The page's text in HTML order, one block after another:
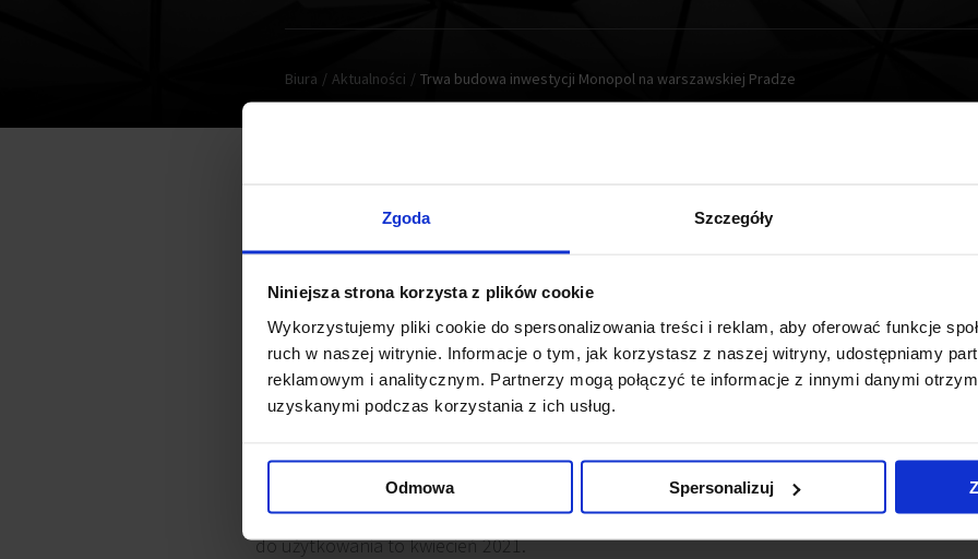
Zgoda Szczegóły
Niniejsza strona korzysta z plików cookie
Wykorzystujemy pliki cookie do spersonalizowania treści i reklam, aby oferować funkcje
ruch w naszej witrynie. Informacje o tym, jak korzystasz z naszej witryny, udostępniamy
reklamowym i analitycznym. Partnerzy mogą połączyć te informacje z innymi danymi
uzyskanymi podczas korzystania z ich usług.
Odmowa Spersonalizuj
Biura Aktualności Trwa budowa inwestycji Monopol na warszawskiej Pradze
Nieopodal Centrum Praskiego Koneser powstaje druga część inwestycji Monopol.
kompleks powstaje przy ulicy Nieporęckiej. Druga faza budynku zaoferuje 25 500 mkw
wynajęcia, rozłożonych na pięciu kondygnacjach naziemnych.
Zakończone zostały prace związane z konstrukcją budynków. Teraz trwa montaż okien,
dzięki której budynek jeszcze lepiej będzie wtapiał się w krajobraz Starej Pragi.
Nieruchomość znajduje się w tętniącej życiem dzielnicy, gdzie pracownicy mogą
Dodatkowo obiekt oferuje zielone strefy relaksu oraz wiele kawiarni i restauracji.
do użytkowania to kwiecień 2021.